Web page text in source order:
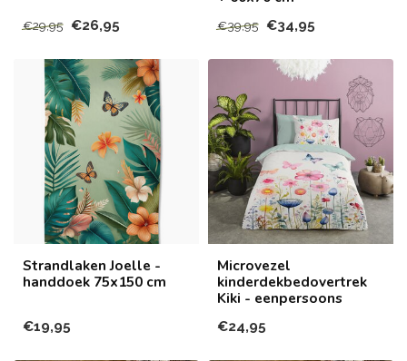
€29,95 €26,95 €39,95 €34,95
Strandlaken Joelle -
handdoek 75x150 cm
€19,95
Microvezel
kinderdekbedovertrek
Kiki - eenpersoons
€24,95